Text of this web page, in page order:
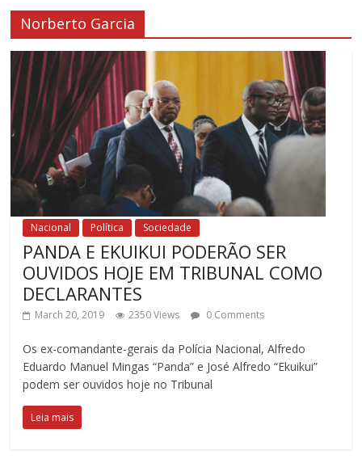
Norberto Garcia
Nacional Política Sociedade
PANDA E EKUIKUI PODERÃO SER
OUVIDOS HOJE EM TRIBUNAL COMO
DECLARANTES
March 20, 2019 2350 Views 0 Comments
Os ex-comandante-gerais da Polícia Nacional, Alfredo
Eduardo Manuel Mingas “Panda” e José Alfredo “Ekuikui”
podem ser ouvidos hoje no Tribunal
Leia mais